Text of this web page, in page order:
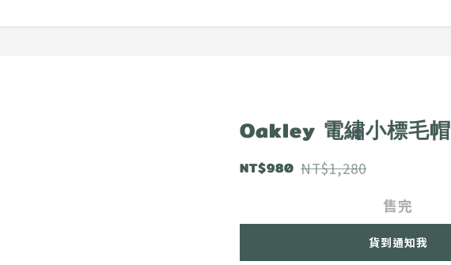
Oakley 電繡小標毛帽
NT$980 NT$1,280
售完
貨到通知我